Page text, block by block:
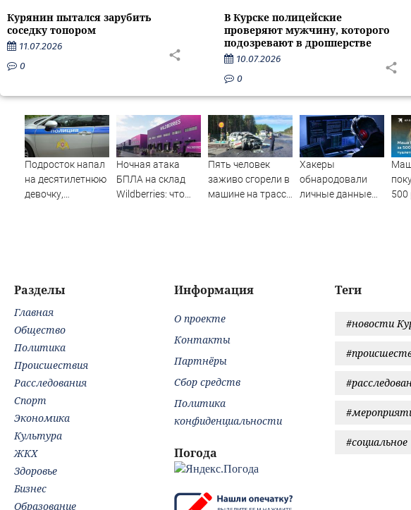
Курянин пытался зарубить
соседку топором
11.07.2026
0
В Курске полицейские
проверяют мужчину, которого
подозревают в дропперстве
10.07.2026
0
Подросток напал
на десятилетнюю
девочку,
Ночная атака
БПЛА на склад
Wildberries: что
Пять человек
заживо сгорели в
машине на трассе
Хакеры
обнародовали
личные данные
500
Теги
#новости
#социальное
Разделы
Главная
Общество
Политика
Происшествия
Расследования
Спорт
Экономика
Культура
ЖКХ
Здоровье
Бизнес
Образование
Информация
О проекте
Контакты
Партнёры
Сбор средств
Политика
конфиденциальности
Погода